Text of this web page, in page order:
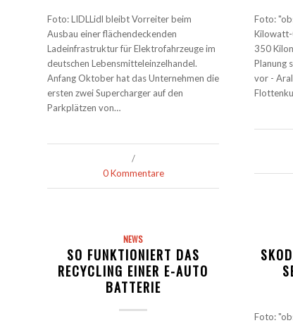
Foto: LIDLLidl bleibt Vorreiter beim
Ausbau einer flächendeckenden
Ladeinfrastruktur für Elektrofahrzeuge im
deutschen Lebensmitteleinzelhandel.
Anfang Oktober hat das Unternehmen die
ersten zwei Supercharger auf den
Parkplätzen von…
/
0 Kommentare
Foto:
Kilowatt-
350
Planung
vor -
NEWS
SO FUNKTIONIERT DAS
RECYCLING EINER E-AUTO
BATTERIE
Foto: